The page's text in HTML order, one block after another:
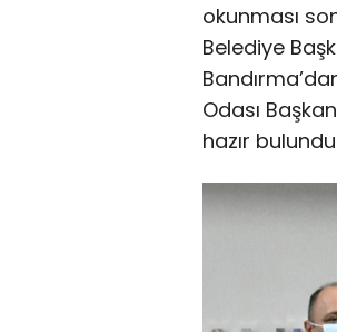
okunması
Belediye
Odası
hazır